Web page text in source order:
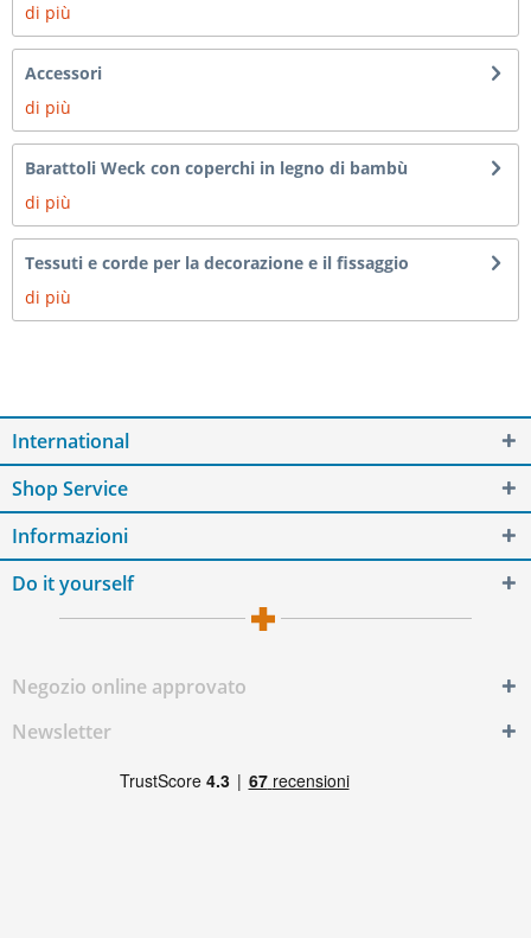
di più
Accessori
di più
Barattoli Weck con coperchi in legno di bambù
di più
Tessuti e corde per la decorazione e il fissaggio
di più
International
Shop Service
Informazioni
Do it yourself
Negozio online approvato
Newsletter